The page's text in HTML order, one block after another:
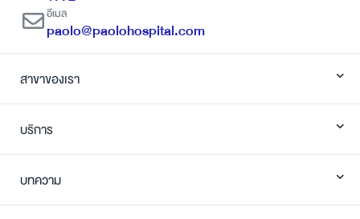
อีเมล
paolo@paolohospital.com
สาขาของเรา
บริการ
บทความ